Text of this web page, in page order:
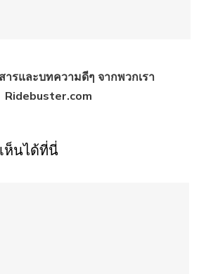
ารและบทความดีๆ จากพวกเรา
Ridebuster.com
ห็นได้ที่นี่